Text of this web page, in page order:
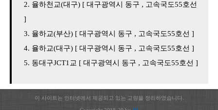
율하천교(대구) [ 대구광역시 동구 , 고속국도55호선
]
율하교(부산) [ 대구광역시 동구 , 고속국도55호선 ]
율하교(대구) [ 대구광역시 동구 , 고속국도55호선 ]
동대구JCT1교 [ 대구광역시 동구 , 고속국도55호선 ]
이 사이트는 인터넷에서 제공되고 있는 교량을 정리하였습니다.